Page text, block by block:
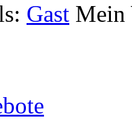
Gast Mein